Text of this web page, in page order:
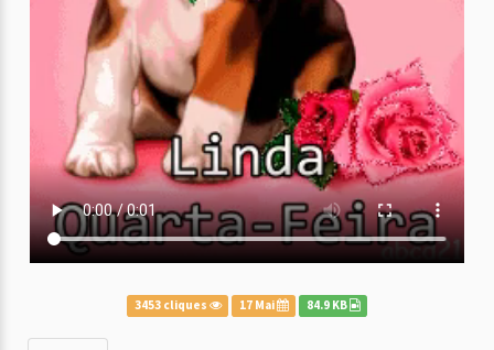
3453 cliques 17 Mai 84.9 KB